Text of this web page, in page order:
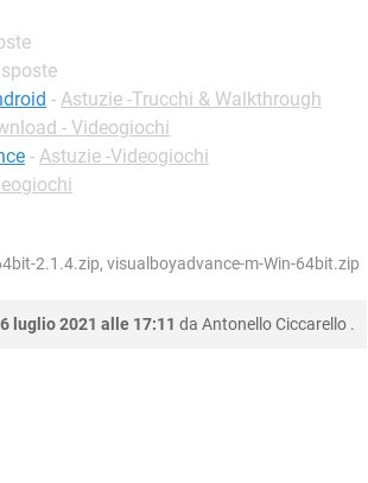
- Astuzie -Trucchi & Walkthrough
- Videogiochi
- Astuzie -Videogiochi
2.1.4.zip, visualboyadvance-m-Win-64bit.zip
luglio 2021 alle 17:11 da Antonello Ciccarello .